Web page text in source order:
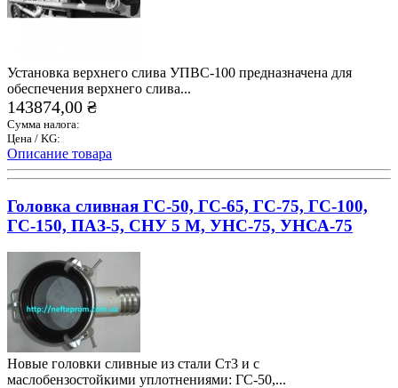
Установка верхнего слива УПВС-100 предназначена для
обеспечения верхнего слива...
143874,00 ₴
Сумма налога:
Цена / KG:
Описание товара
Головка сливная ГС-50, ГС-65, ГС-75, ГС-100,
ГС-150, ПАЗ-5, СНУ 5 М, УНС-75, УНСА-75
Новые головки сливные из стали Ст3 и с
маслобензостойкими уплотнениями: ГС-50,...